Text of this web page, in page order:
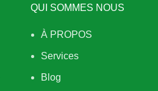
QUI SOMMES NOUS
À PROPOS
Services
Blog